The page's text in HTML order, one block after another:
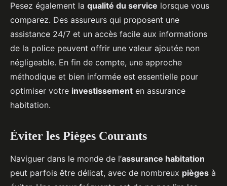
Pesez également la qualité du service lorsque vous
comparez. Des assureurs qui proposent une
assistance 24/7 et un accès facile aux informations
de la police peuvent offrir une valeur ajoutée non
négligeable. En fin de compte, une approche
méthodique et bien informée est essentielle pour
optimiser votre investissement en assurance
habitation.
Éviter les Pièges Courants
Naviguer dans le monde de l’assurance habitation
peut parfois être délicat, avec de nombreux pièges à